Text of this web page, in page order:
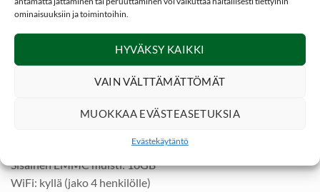
ominaisuuksiin ja toimintoihin.
HYVÄKSY KAIKKI
VAIN VÄLTTÄMÄTTÖMÄT
MUOKKAA EVÄSTEASETUKSIA
Evästekäytäntö
Kuvataajuus: 50Hz
Polttoväli: 25mm
Linssi: F1 (25mm)
Katseluetäisyys: 13mm (sopii silmälasien kanssa)
OLED näytön koko: 0.32″
Sisäinen EMMC muisti: 16GB
WiFi: kyllä (jako 4 henkilölle)